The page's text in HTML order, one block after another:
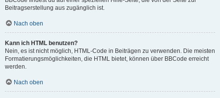
Beitragserstellung aus zugänglich ist.
Nach oben
Kann ich HTML benutzen?
Nein, es ist nicht möglich, HTML-Code in Beiträgen zu verwenden. Die meisten
Formatierungsmöglichkeiten, die HTML bietet, können über BBCode erreicht
werden.
Nach oben